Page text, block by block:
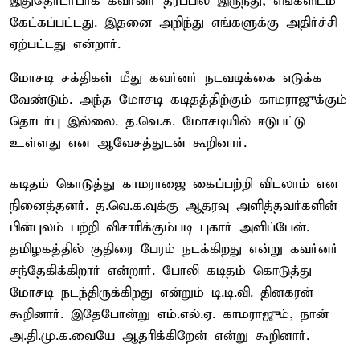
கேட்கப்பட்டது. இதனை அறிந்து எங்களுக்கு அதிர்ச்சி
ஏற்பட்டது என்றார்.
மோசடி சக்திகள் மீது கவர்னர் நடவடிக்கை எடுக்க
வேண்டும். அந்த மோசடி கடிதத்திற்கும் காமராஜுக்கும்
தொடர்பு இல்லை. த.வெ.க. மோசடியில் ஈடுபட்டு
உள்ளது என ஆவேசத்துடன் கூறினார்.
கடிதம் கொடுத்து காமராஜை கைப்பற்றி விடலாம் என
நினைத்தனர். த.வெ.க.வுக்கு ஆதரவு அளித்தவர்களின்
பின்புலம் பற்றி விசாரிக்கும்படி புகார் அளிப்பேன்.
தமிழகத்தில் குதிரை பேரம் நடக்கிறது என்று கவர்னர்
சந்தேகிக்கிறார் என்றார். போலி கடிதம் கொடுத்து
மோசடி நடந்திருக்கிறது என்றும் டி.டி.வி. தினகரன்
கூறினார். இதேபோன்று எம்.எல்.ஏ. காமராஜும், நான்
அ.தி.மு.க.வையே ஆதரிக்கிறேன் என்று கூறினார்.